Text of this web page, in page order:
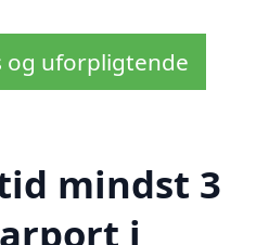
og uforpligtende
mindst 3
i